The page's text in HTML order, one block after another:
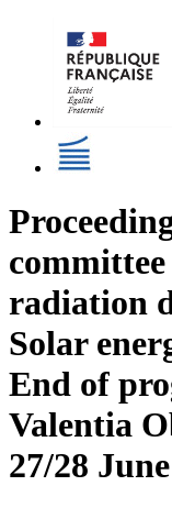
radiation
Solar
End of
Valentia
27/28